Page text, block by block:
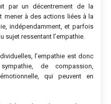
par un décentrement de la
mener à des actions liées à la
indépendamment, et parfois
sujet ressentant l’empathie.
l’empathie est donc
de compassion,
qui peuvent en